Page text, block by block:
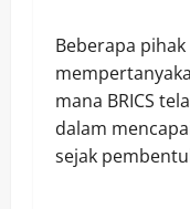
Beberapa pihak
mana BRICS
dalam
sejak